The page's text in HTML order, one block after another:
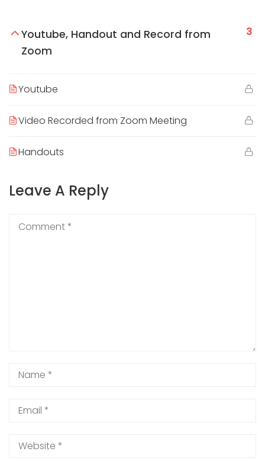
Youtube, Handout and Record from
Zoom
3
Youtube
Video Recorded from Zoom Meeting
Handouts
Leave A Reply